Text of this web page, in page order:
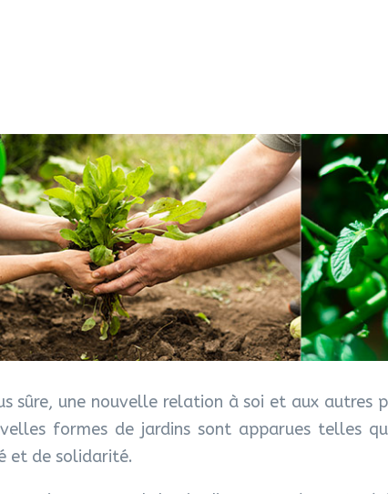
sûre, une nouvelle relation à soi et aux
formes de jardins sont apparues telles
et de solidarité.